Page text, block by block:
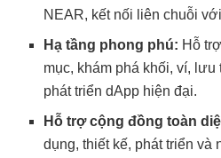
NEAR, kết nối liên chuỗi
Hạ tầng phong phú: Hỗ
mục, khám phá khối, ví,
phát triển dApp hiện đại.
Hỗ trợ cộng đồng toàn
dụng, thiết kế, phát triển và